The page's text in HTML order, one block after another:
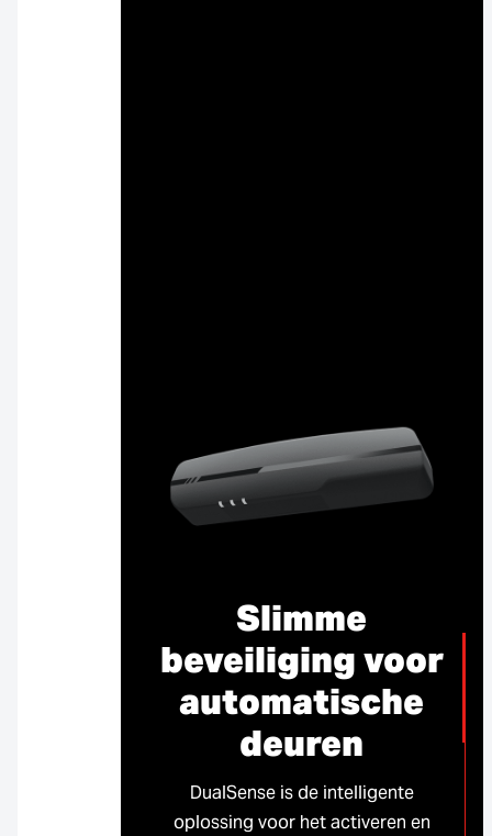
Slimme
beveiliging voor
automatische
deuren
DualSense is de intelligente
oplossing voor het activeren en